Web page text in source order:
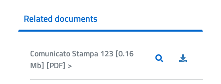
Related documents
Comunicato Stampa 123 [0.16
Mb] [PDF] >